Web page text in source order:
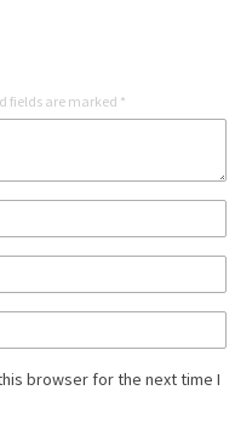
fields are marked *
browser for the next time I